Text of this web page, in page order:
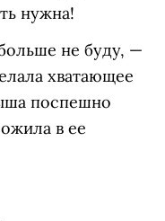
нужна!
не буду, —
хватающее
поспешно
в ее